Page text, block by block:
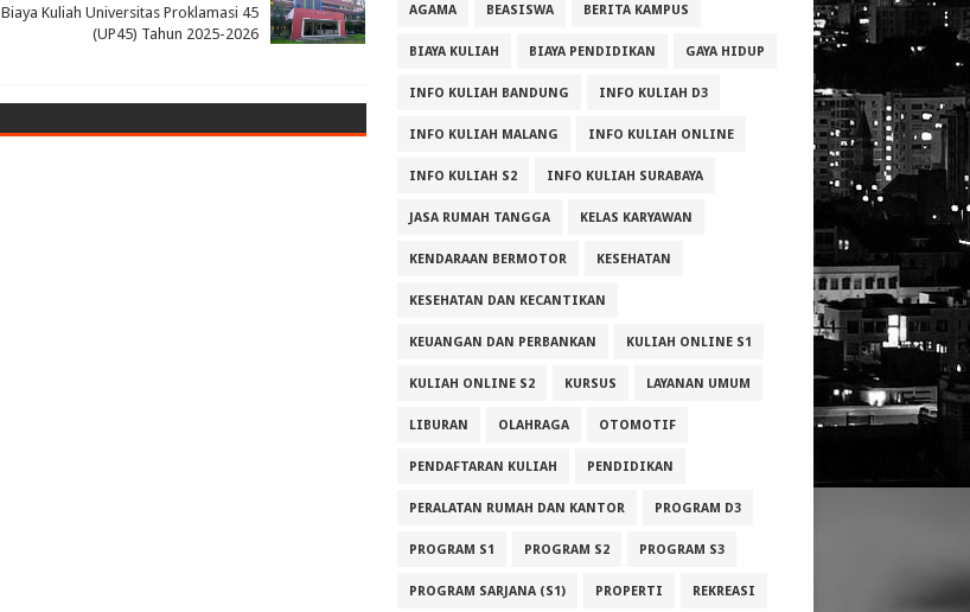
Biaya Kuliah Universitas Proklamasi 45
(UP45) Tahun 2025-2026
AGAMA BEASISWA BERITA KAMPUS
BIAYA KULIAH BIAYA PENDIDIKAN GAYA HIDUP
INFO KULIAH BANDUNG INFO KULIAH D3
INFO KULIAH MALANG INFO KULIAH ONLINE
INFO KULIAH S2 INFO KULIAH SURABAYA
JASA RUMAH TANGGA KELAS KARYAWAN
KENDARAAN BERMOTOR KESEHATAN
KESEHATAN DAN KECANTIKAN
KEUANGAN DAN PERBANKAN KULIAH ONLINE S1
KULIAH ONLINE S2 KURSUS LAYANAN UMUM
LIBURAN OLAHRAGA OTOMOTIF
PENDAFTARAN KULIAH PENDIDIKAN
PERALATAN RUMAH DAN KANTOR PROGRAM D3
PROGRAM S1 PROGRAM S2 PROGRAM S3
PROGRAM SARJANA (S1) PROPERTI REKREASI